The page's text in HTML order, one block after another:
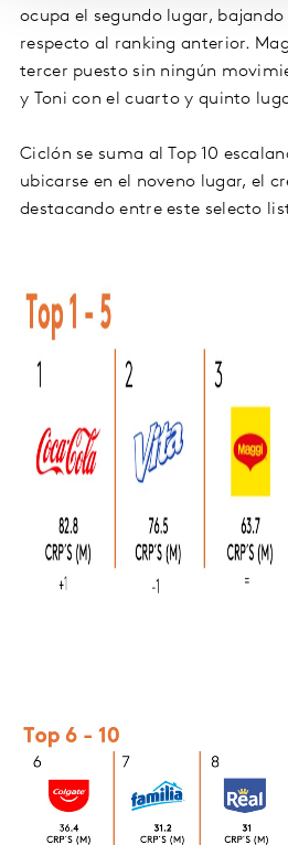
ocupa el segundo lugar, bajando
respecto al ranking anterior.
tercer puesto sin ningún
y Toni con el cuarto y quinto
Ciclón se suma al Top 10
ubicarse en el noveno lugar, el
destacando entre este selecto